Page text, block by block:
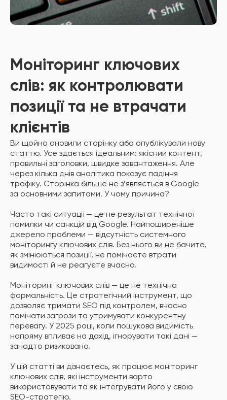
Моніторинг ключових
слів: як контролювати
позиції та не втрачати
клієнтів
Ви щойно оновили сторінку або опублікували нову
статтю. Усе здається ідеальним: якісний контент,
правильні заголовки, швидке завантаження. Але
через кілька днів аналітика показує падіння
трафіку. Сторінка більше не з’являється в Google
за основними запитами. У чому причина?
Часто такі ситуації — це не результат технічної
помилки чи санкцій від Google. Найпоширеніше
джерело проблеми — відсутність системного
моніторингу ключових слів. Без нього ви не бачите,
як змінюються позиції, не помічаєте втрати
видимості й не реагуєте вчасно.
Моніторинг ключових слів — це не технічна
формальність. Це стратегічний інструмент, що
дозволяє тримати SEO під контролем, вчасно
помічати загрози та утримувати конкурентну
перевагу. У 2025 році, коли пошукова видимість
напряму впливає на дохід, ігнорувати такі дані —
занадто ризиковано.
У цій статті ви дізнаєтесь, як працює моніторинг
ключових слів, які інструменти варто
використовувати та як інтегрувати його у свою
SEO-стратегію.